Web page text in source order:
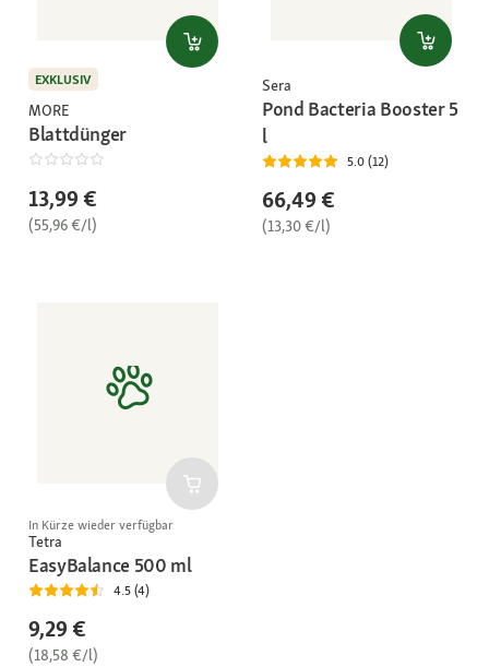
EXKLUSIV
MORE
Blattdünger
13,99 €
(55,96 €/l)
Sera
Pond Bacteria Booster 5
l
5.0 (12)
66,49 €
(13,30 €/l)
In Kürze wieder verfügbar
Tetra
EasyBalance 500 ml
4.5 (4)
9,29 €
(18,58 €/l)